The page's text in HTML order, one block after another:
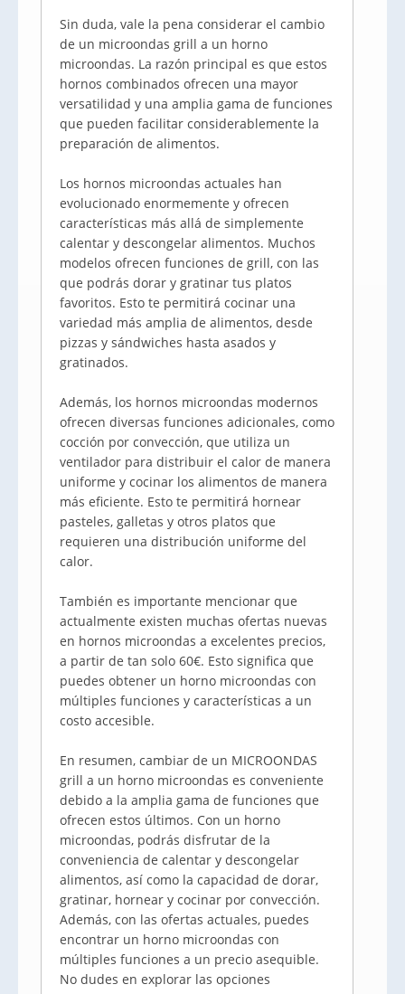
Sin duda, vale la pena considerar el cambio
de un microondas grill a un horno
microondas. La razón principal es que estos
hornos combinados ofrecen una mayor
versatilidad y una amplia gama de funciones
que pueden facilitar considerablemente la
preparación de alimentos.
Los hornos microondas actuales han
evolucionado enormemente y ofrecen
características más allá de simplemente
calentar y descongelar alimentos. Muchos
modelos ofrecen funciones de grill, con las
que podrás dorar y gratinar tus platos
favoritos. Esto te permitirá cocinar una
variedad más amplia de alimentos, desde
pizzas y sándwiches hasta asados y
gratinados.
Además, los hornos microondas modernos
ofrecen diversas funciones adicionales, como
cocción por convección, que utiliza un
ventilador para distribuir el calor de manera
uniforme y cocinar los alimentos de manera
más eficiente. Esto te permitirá hornear
pasteles, galletas y otros platos que
requieren una distribución uniforme del
calor.
También es importante mencionar que
actualmente existen muchas ofertas nuevas
en hornos microondas a excelentes precios,
a partir de tan solo 60€. Esto significa que
puedes obtener un horno microondas con
múltiples funciones y características a un
costo accesible.
En resumen, cambiar de un MICROONDAS
grill a un horno microondas es conveniente
debido a la amplia gama de funciones que
ofrecen estos últimos. Con un horno
microondas, podrás disfrutar de la
conveniencia de calentar y descongelar
alimentos, así como la capacidad de dorar,
gratinar, hornear y cocinar por convección.
Además, con las ofertas actuales, puedes
encontrar un horno microondas con
múltiples funciones a un precio asequible.
No dudes en explorar las opciones